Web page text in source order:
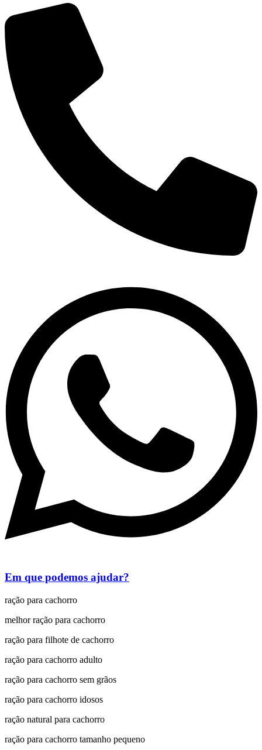
Em que podemos ajudar?
ração para cachorro
melhor ração para cachorro
ração para filhote de cachorro
ração para cachorro adulto
ração para cachorro sem grãos
ração para cachorro idosos
ração natural para cachorro
ração para cachorro tamanho pequeno